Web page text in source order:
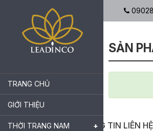
TRANG
THIỆU
THỜI
TRANG CHỦ
GIỚI THIỆU
THỜI TRANG NAM
SẢN
THÔNG TIN LIÊN HỆ